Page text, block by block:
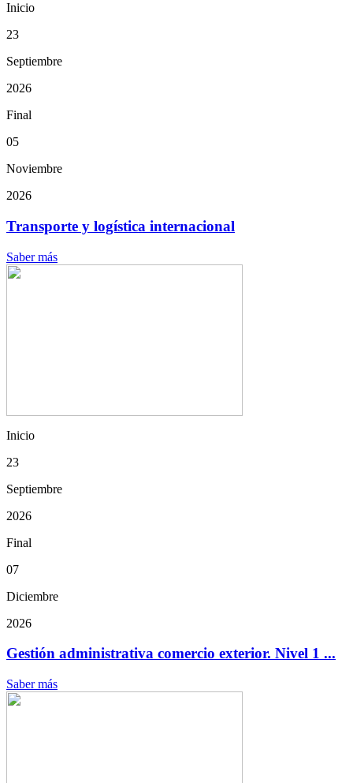
Inicio
23
Septiembre
2026
Final
05
Noviembre
2026
Transporte y logística internacional
Saber más
Inicio
23
Septiembre
2026
Final
07
Diciembre
2026
Gestión administrativa comercio exterior. Nivel 1 ...
Saber más